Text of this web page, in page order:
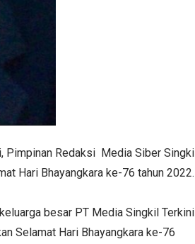
Pimpinan Redaksi Media Siber Singkil
Hari Bhayangkara ke-76 tahun 2022.
besar PT Media Singkil Terkini
Selamat Hari Bhayangkara ke-76